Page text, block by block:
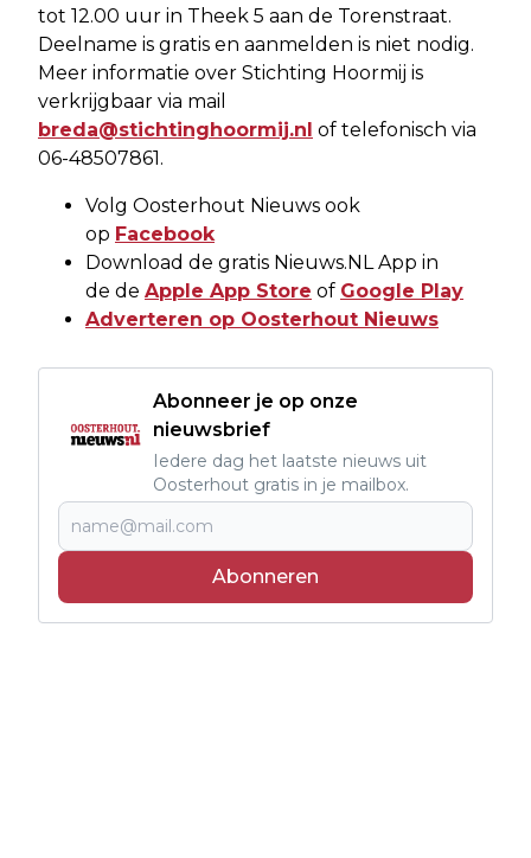
tot 12.00 uur in Theek 5 aan de Torenstraat.
Deelname is gratis en aanmelden is niet nodig.
Meer informatie over Stichting Hoormij is
verkrijgbaar via mail
breda@stichtinghoormij.nl of telefonisch via
06-48507861.
Volg Oosterhout Nieuws ook
op Facebook
Download de gratis Nieuws.NL App in
de de Apple App Store of Google Play
Adverteren op Oosterhout Nieuws
Abonneer je op onze
nieuwsbrief
Iedere dag het laatste nieuws uit
Oosterhout gratis in je mailbox.
Abonneren